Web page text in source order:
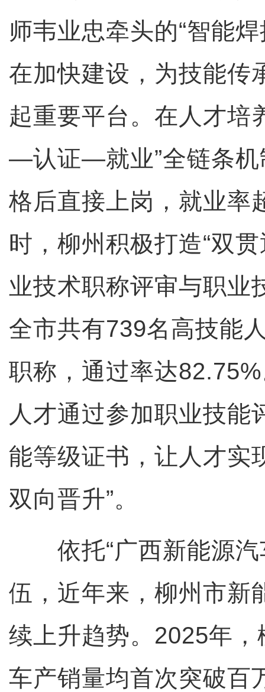
师韦业忠牵头的“智能
在加快建设，为技能传
起重要平台。在人才培
—认证—就业”全链条机
格后直接上岗，就业率
时，柳州积极打造“双
业技术职称评审与职业
全市共有739名高技能
职称，通过率达
人才通过参加职业技能
能等级证书，让人才实
双向晋升”。
依托“广西新能源汽
伍，近年来，柳州市新
续上升趋势。2025年
车产销量均首次突破百